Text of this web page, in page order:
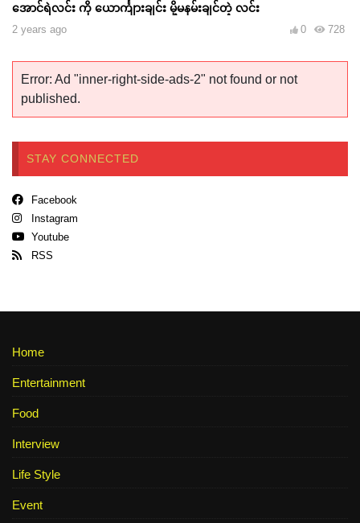
အောင်ရဲလင်း ကို ယောင်္ကျားချင်း မို့မနမ်းချင်တဲ့ လင်း
2 years ago 728
0
Error: Ad "inner-right-side-ads-2" not found or not
published.
STAY CONNECTED
Facebook
Instagram
Youtube
RSS
Home
Entertainment
Food
Interview
Life Style
Event